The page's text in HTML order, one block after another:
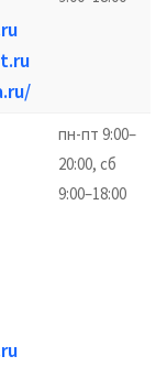
пн-пт 9:00–
20:00, сб
9:00–18:00